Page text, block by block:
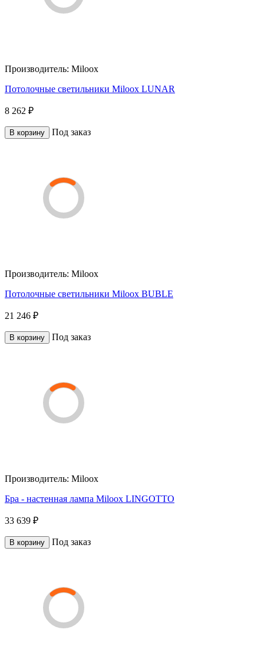
Производитель: Miloox
Потолочные светильники Miloox LUNAR
8 262 ₽
В корзину Под заказ
Производитель: Miloox
Потолочные светильники Miloox BUBLE
21 246 ₽
В корзину Под заказ
Производитель: Miloox
Бра - настенная лампа Miloox LINGOTTO
33 639 ₽
В корзину Под заказ